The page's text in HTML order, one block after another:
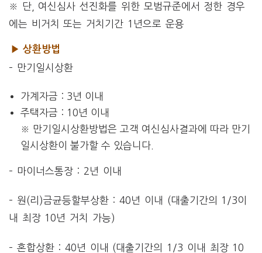
※ 단, 여신심사 선진화를 위한 모범규준에서 정한 경우
에는 비거치 또는 거치기간 1년으로 운용
▶ 상환방법
– 만기일시상환
가계자금 : 3년 이내
주택자금 : 10년 이내
※ 만기일시상환방법은 고객 여신심사결과에 따라 만기
일시상환이 불가할 수 있습니다.
– 마이너스통장 : 2년 이내
– 원(리)금균등할부상환 : 40년 이내 (대출기간의 1/3이
내 최장 10년 거치 가능)
– 혼합상환 : 40년 이내 (대출기간의 1/3 이내 최장 10